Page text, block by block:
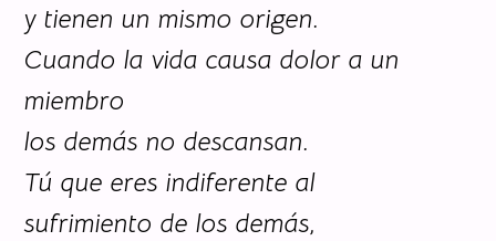
y tienen un mismo origen.
Cuando la vida causa dolor a un
miembro
los demás no descansan.
Tú que eres indiferente al
sufrimiento de los demás,